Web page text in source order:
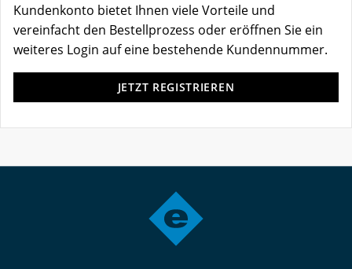
Kundenkonto bietet Ihnen viele Vorteile und
vereinfacht den Bestellprozess oder eröffnen Sie ein
weiteres Login auf eine bestehende Kundennummer.
JETZT REGISTRIEREN